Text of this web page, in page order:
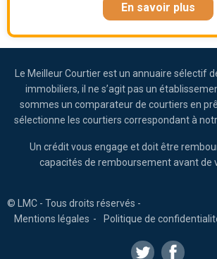
En savoir plus
Le Meilleur Courtier est un annuaire sélectif
immobiliers, il ne s’agit pas un
sommes un comparateur de courtiers en
sélectionne les courtiers correspondant à
Un crédit vous engage et doit être
capacités de remboursement avant de
© LMC - Tous droits réservés -
Mentions légales
Politique de